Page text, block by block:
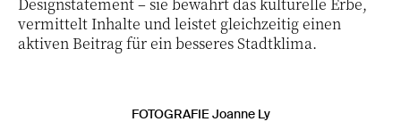
vermittelt Inhalte und leistet gleichzeitig einen
aktiven Beitrag für ein besseres Stadtklima.
FOTOGRAFIE Joanne Ly